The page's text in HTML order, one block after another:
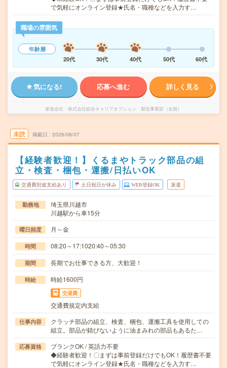
で気軽にオンライン登録★氏名・職種などを入力す…
職場の雰囲気
年齢層
20代
30代 40代 50代 60代
気になる! 応募へ進む 詳しく見る
派遣会社 株式会社綜合キャリアオプション 製造事業部（全国）
未読 掲載日 2026/08/07
【経験者歓迎！】くるまやトラック部品の組
立・検査・梱包・運搬/日払いOK
交通費別途支給あり 土日祝日が休み WEB登録OK 派遣
勤務地
埼玉県川越市
川越駅から車15分
曜日頻度 月～金
時間 08:20～17:1020:40～05:30
期間 長期でお仕事できる方、大歓迎！
時給 時給1600円
交通費
交通費規定内支給
仕事内容
クラッチ部品の組立、検査、梱包、運搬工具を使用しての
組立。部品が錆びないように油まみれの部品もあるた…
応募資格
ブランクOK / 英語力不要
◆経験者歓迎！〇まずは事前登録だけでもOK！履歴書不要
で気軽にオンライン登録★氏名・職種などを入力す…